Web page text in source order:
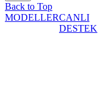
Back to Top
MODELLERCANLI
DESTEK